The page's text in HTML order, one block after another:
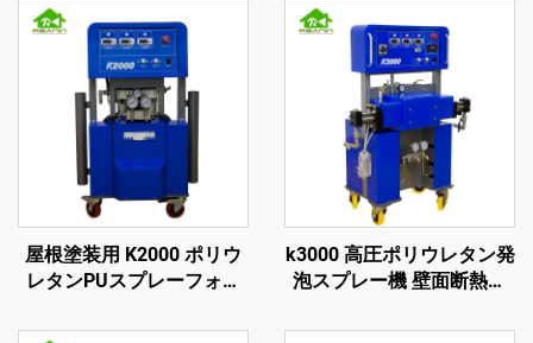
屋根塗装用 K2000 ポリウ
レタンPUスプレーフォー
k3000 高圧ポリウレタン発
泡スプレー機 壁面断熱お